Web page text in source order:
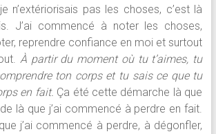
n’extériorisais pas les choses, c’est là
J’ai commencé à noter les choses,
reprendre confiance en moi et surtout
À partir du moment où tu t’aimes, tu
ton corps et tu sais ce que tu
en fait. Ça été cette démarche là que
de là que j’ai commencé à perdre en fait.
j’ai commencé à perdre, à dégonfler,